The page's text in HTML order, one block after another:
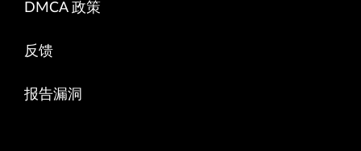
DMCA 政策
反馈
报告漏洞